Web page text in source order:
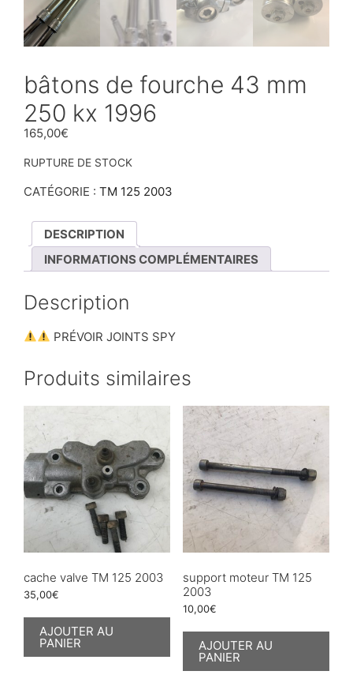
bâtons de fourche 43 mm
250 kx 1996
165,00€
RUPTURE DE STOCK
CATÉGORIE : TM 125 2003
DESCRIPTION
INFORMATIONS COMPLÉMENTAIRES
Description
PRÉVOIR JOINTS SPY
Produits similaires
cache valve TM 125 2003
35,00€
AJOUTER AU
PANIER
support moteur TM 125
2003
10,00€
AJOUTER AU
PANIER